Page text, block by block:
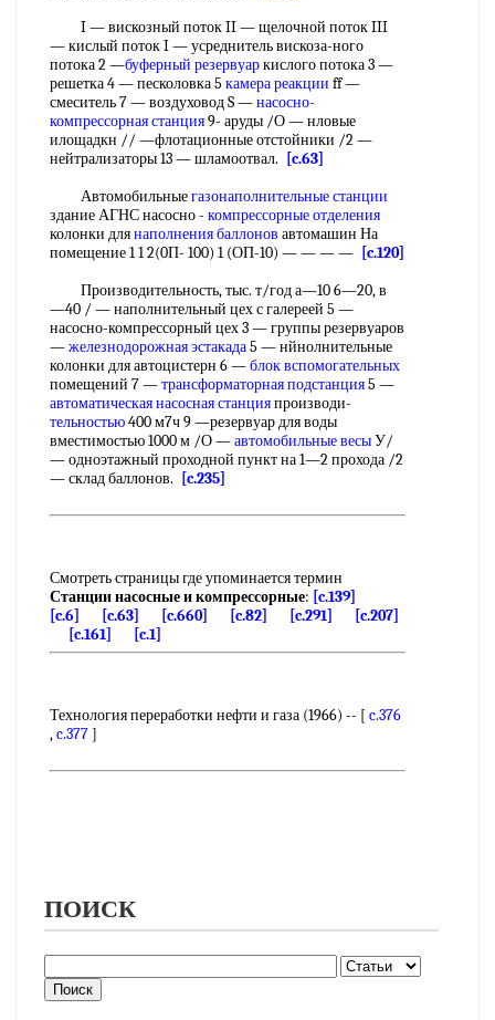
I — вискозный поток II — щелочной поток III
— кислый поток I — усреднитель вискоза-ного
потока 2 —буферный резервуаркислого потока 3 —
решетка 4 — песколовка 5 камера реакции ff —
смеситель 7 — воздуховод S —насосно-
компрессорная станция9- аруды /О — нловые
илощадкн // —флотационные отстойники /2 —
нейтрализаторы 13 — шламоотвал.
[c.63]
Автомобильныегазонаполнительные станции
здание АГНС насосно - компрессорные отделения
колонки длянаполнения баллонов автомашин На
помещение 1 1 2(0П- 100) 1 (ОП-10) — — — — [c.120]
Производительность, тыс. т/год а—10 6—20, в
—40 / — наполнительный цех с галереей 5 —
насосно-компрессорный цех 3 — группы резервуаров
—железнодорожная эстакада5 — нйнолнительные
колонки для автоцистерн 6 —блок вспомогательных
помещений 7 —трансформаторная подстанция5 —
автоматическая насосная станцияпроизводи-
тельностью400 м7ч 9 —резервуар для воды
вместимостью 1000 м /О —автомобильные весыУ/
— одноэтажный проходной пункт на 1—2 прохода /2
— склад баллонов.
[c.235]
Смотреть страницы где упоминается термин
Станции насосные и компрессорные: [c.139]
[c.6]
[c.63] [c.660] [c.82] [c.291]
[c.207]
[c.161]
[c.1]
Технология переработки нефти и газа (1966) -- [ c.376
,c.377]
ПОИСК